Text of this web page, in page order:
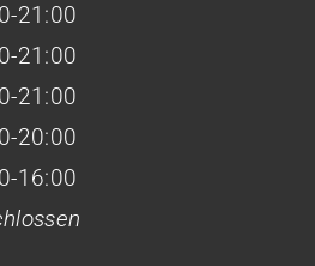
21:00
21:00
21:00
20:00
16:00